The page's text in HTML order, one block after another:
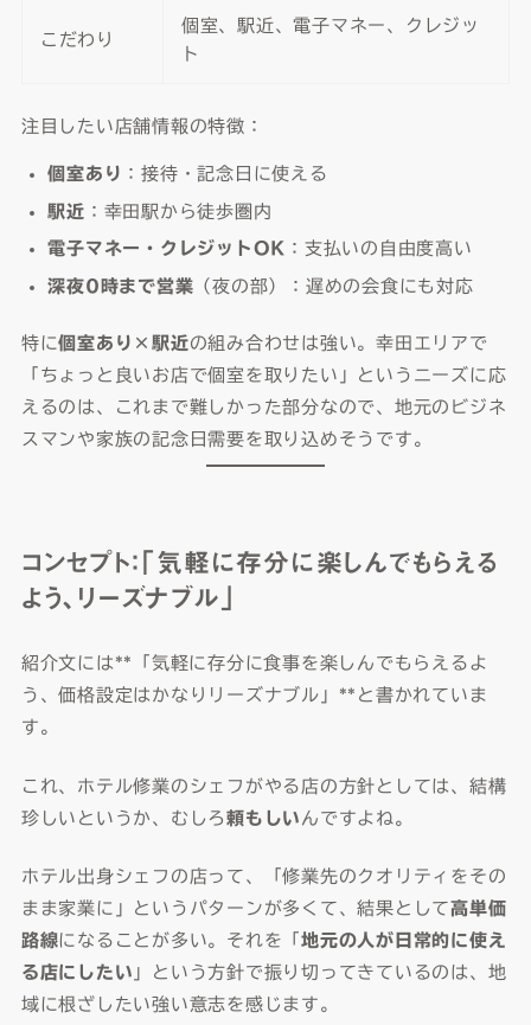
こだわり
個室、駅近、電子マネー、クレジッ
ト
注目したい店舗情報の特徴：
個室あり ：接待・記念日に使える
駅近 ：幸田駅から徒歩圏内
電子マネー・クレジットOK ：支払いの自由度高い
深夜0時まで営業 （夜の部）：遅めの会食にも対応
特に個室あり×駅近の組み合わせは強い。幸田エリアで
「ちょっと良いお店で個室を取りたい」というニーズに応
えるのは、これまで難しかった部分なので、地元のビジネ
スマンや家族の記念日需要を取り込めそうです。
コンセプト：「気軽に存分に楽しんでもらえる
よう、リーズナブル」
紹介文には**「気軽に存分に食事を楽しんでもらえるよ
う、価格設定はかなりリーズナブル」**と書かれていま
す。
これ、ホテル修業のシェフがやる店の方針としては、結構
珍しいというか、むしろ頼もしい んですよね。
ホテル出身シェフの店って、「修業先のクオリティをその
まま家業に」というパターンが多くて、結果として高単価
路線になることが多い。それを「地元の人が日常的に使え
る店にしたい 」という方針で振り切ってきているのは、地
域に根ざしたい強い意志を感じます。